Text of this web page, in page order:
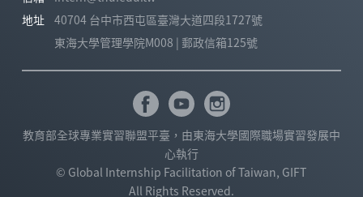
地址
40704 台中市西屯區臺灣大道四段1727號
東海大學管理學院M008 | 郵政信箱125號
教育部全球專業實習聯盟平臺，由東海大學國際職場實習發展中
心執行
© Global Internship Facilitation of Taiwan, GIFT
All Rights Reserved.